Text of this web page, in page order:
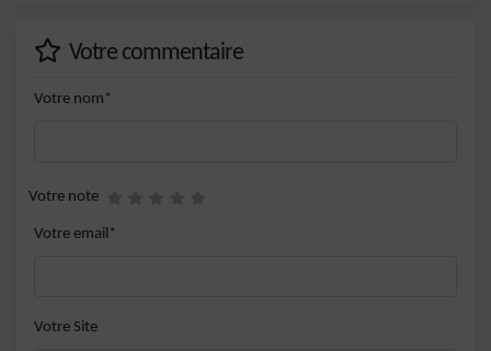
Votre commentaire
Votre nom*
Votre note
Votre email*
Votre Site